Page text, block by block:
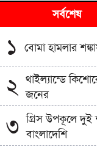
সর্বশেষ
১ বোমা হামলার
২ থাইল্যান্ডে
জনের
৩ গ্রিস উপকূলে দুই
বাংলাদেশি